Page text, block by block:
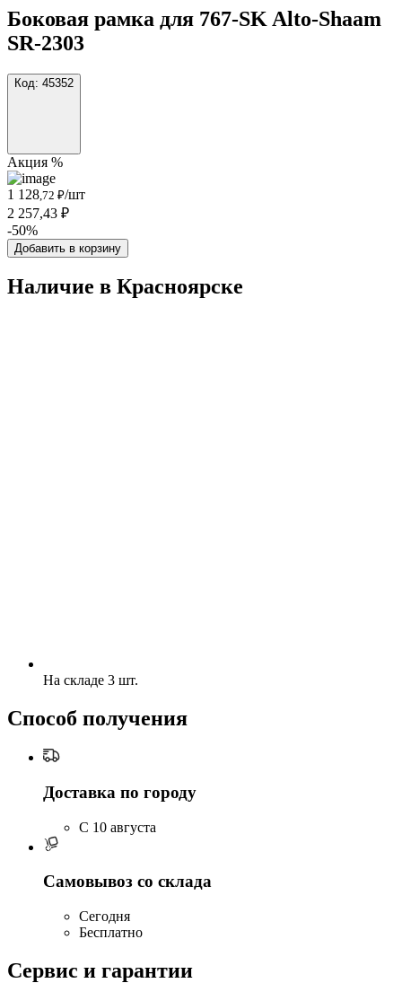
Боковая рамка для 767-SK Alto-Shaam
SR-2303
Код: 45352
Акция %
1 128 ,72 ₽/шт
2 257,43 ₽
-50%
Добавить в корзину
Наличие в Красноярскe
На складе 3 шт.
Способ получения
Доставка по городу
C 10 августа
Самовывоз со склада
Сегодня
Бесплатно
Сервис и гарантии